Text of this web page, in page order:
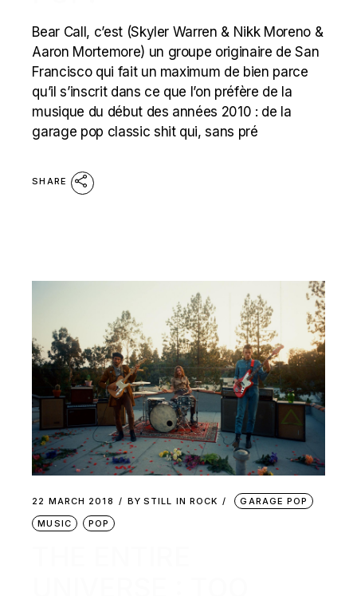
Bear Call, c’est (Skyler Warren & Nikk Moreno &
Aaron Mortemore) un groupe originaire de San
Francisco qui fait un maximum de bien parce
qu’il s’inscrit dans ce que l’on préfère de la
musique du début des années 2010 : de la
garage pop classic shit qui, sans pré
SHARE
22 MARCH 2018 BY STILL IN ROCK
GARAGE POP
MUSIC
POP